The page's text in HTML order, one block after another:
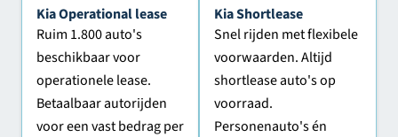
Kia Operational lease
Ruim 1.800 auto's
beschikbaar voor
operationele lease.
Betaalbaar autorijden
voor een vast bedrag per
Kia Shortlease
Snel rijden met flexibele
voorwaarden. Altijd
shortlease auto's op
voorraad.
Personenauto's én